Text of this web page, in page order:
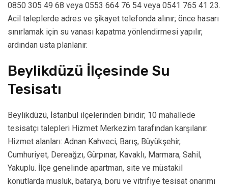
0850 305 49 68 veya 0553 664 76 54 veya 0541 765 41 23.
Acil taleplerde adres ve şikayet telefonda alınır; önce hasarı
sınırlamak için su vanası kapatma yönlendirmesi yapılır,
ardından usta planlanır.
Beylikdüzü İlçesinde Su
Tesisatı
Beylikdüzü, İstanbul ilçelerinden biridir; 10 mahallede
tesisatçı talepleri Hizmet Merkezim tarafından karşılanır.
Hizmet alanları: Adnan Kahveci, Barış, Büyükşehir,
Cumhuriyet, Dereağzı, Gürpınar, Kavaklı, Marmara, Sahil,
Yakuplu. İlçe genelinde apartman, site ve müstakil
konutlarda musluk, batarya, boru ve vitrifiye tesisat onarımı